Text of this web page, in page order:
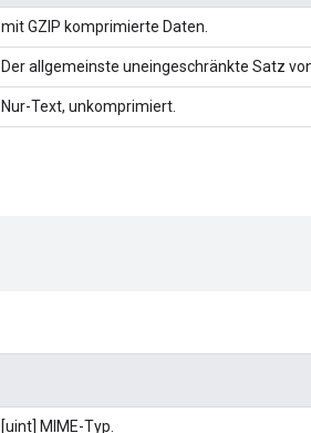
mit GZIP komprimierte Daten.
Der allgemeinste uneingeschränkte Satz
Nur-Text, unkomprimiert.
[uint] MIME-Typ.